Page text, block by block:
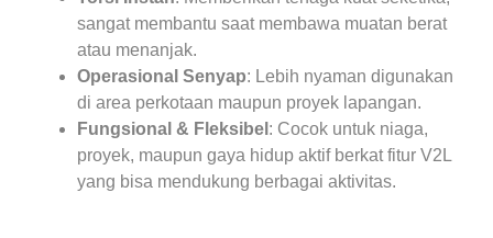
sangat membantu saat membawa muatan berat
atau menanjak.
Operasional Senyap: Lebih nyaman digunakan
di area perkotaan maupun proyek lapangan.
Fungsional & Fleksibel : Cocok untuk niaga,
proyek, maupun gaya hidup aktif berkat fitur V2L
yang bisa mendukung berbagai aktivitas.